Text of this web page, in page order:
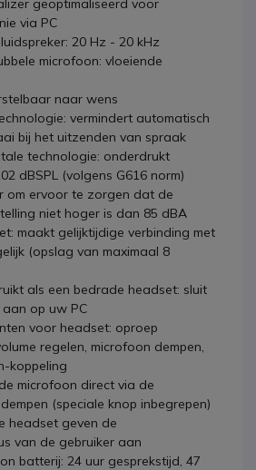
via PC
20 Hz - 20 kHz
microfoon: vloeiende
naar wens
vermindert automatisch
bij het uitzenden van spraak
technologie: onderdrukt
dBSPL (volgens G616 norm)
om ervoor te zorgen dat de
niet hoger is dan 85 dBA
maakt gelijktijdige verbinding met
(opslag van maximaal 8
als een bedrade headset: sluit
aan op uw PC
voor headset: oproep
regelen, microfoon dempen,
koppeling
microfoon direct via de
(speciale knop inbegrepen)
headset geven de
van de gebruiker aan
batterij: 24 uur gesprekstijd, 47